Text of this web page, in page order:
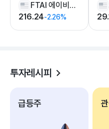
FTAI 에이비에이션
216.24-2.26%
투자레시피
급등주